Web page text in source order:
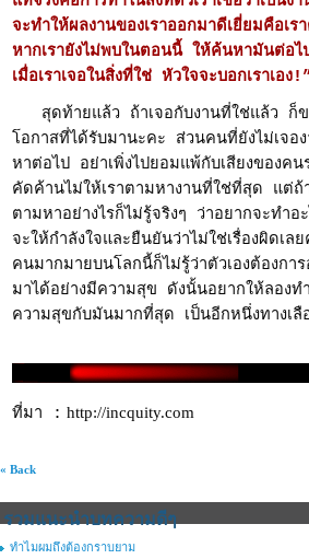
จะทำให้ผลงานของเราออกมาดีเยี่ยมคือเร
หากเรายังไม่พบในตอนนี้ ให้ค้นหามันต่อไ
เมื่อเราเจอในสิ่งที่ใช่ หัวใจจะบอกเราเอง
สุดท้ายแล้ว ถ้าเจอกับงานที่ใช่แล้ว ก็ข
โอกาสที่ได้รับมานะคะ ส่วนคนที่ยังไม่เจอ
หาต่อไป อย่าเพิ่งไปยอมแพ้กับเสียงของค
คัดค้านไม่ให้เราตามหางานที่ใช่ที่สุด แต่
ตามหาอย่างไรก็ไม่รู้จริงๆ ว่าอยากจะทำอ
จะให้กำลังใจและยืนยันว่าไม่ใช่เรื่องผิดเล
คนมากมายบนโลกนี้ก็ไม่รู้ว่าตัวเองต้องการ
มาได้อย่างมีความสุข ดังนั้นอยากให้ลองท
ความสุขกับมันมากที่สุด เป็นอีกหนึ่งทางเลื
ที่มา : http://incquity.com
« Back
รวมแนะนำบทความดีๆ
ทำไมผมถึงต้องกราบยาม